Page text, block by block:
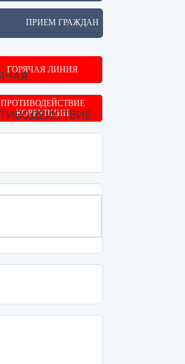
ПРИЕМ ГРАЖДАН
ГОРЯЧАЯ ЛИНИЯ
ПРОТИВОДЕЙСТВИЕ
КОРРУПЦИИ